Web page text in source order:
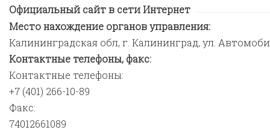
Официальный сайт в сети Интернет
Место нахождение органов управления:
Калининградская обл, г. Калининград, ул.
Контактные телефоны, факс:
Контактные телефоны:
+7 (401) 266-10-89
Факс:
74012661089